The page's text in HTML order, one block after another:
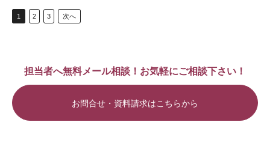
1 2 3 次へ
担当者へ無料メール相談！お気軽にご相談下さい！
お問合せ・資料請求はこちらから